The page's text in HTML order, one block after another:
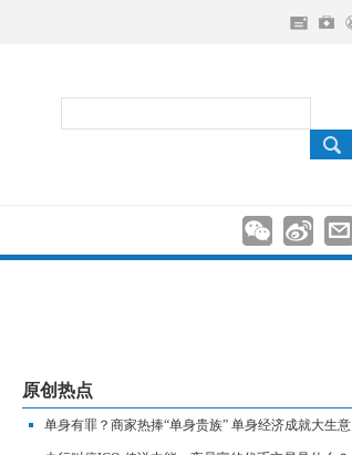
原创热点
单身有罪？商家热捧“单身贵族” 单身经济成就大生意